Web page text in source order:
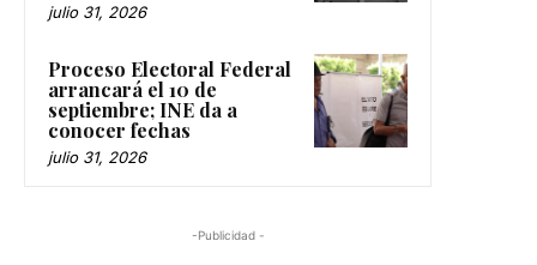
julio 31, 2026
Proceso Electoral Federal
arrancará el 10 de
septiembre; INE da a
conocer fechas
julio 31, 2026
-Publicidad -